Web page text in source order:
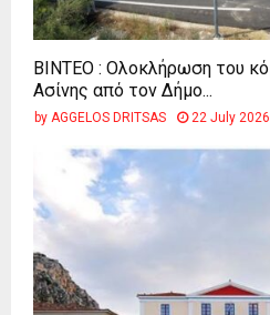
ΒΙΝΤΕΟ : Ολοκλήρωση του
Ασίνης από τον Δήμο...
by AGGELOS DRITSAS 22 July 2026